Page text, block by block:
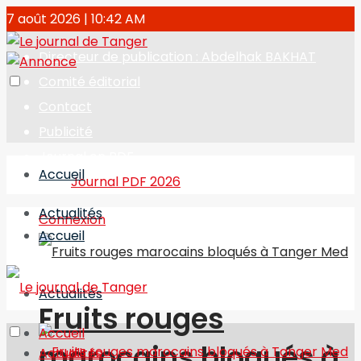
7 août 2026 | 10:42 AM
Directeur de publication : Abdelhak BAKHAT
Journal PDF 2026
Connexion
Accueil
Actualités
Fruits rouges
Accueil
Actualités
Accueil
Actualités